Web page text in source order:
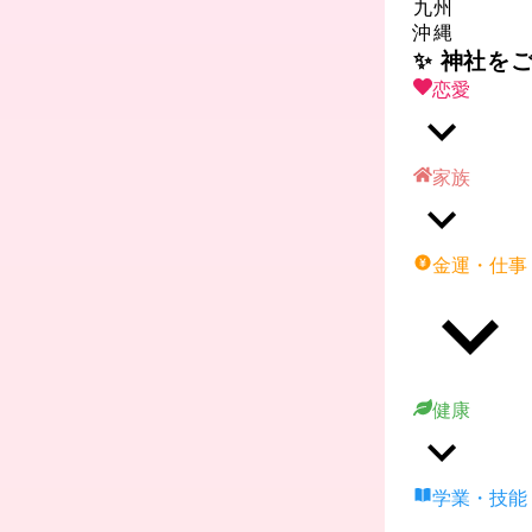
九州
沖縄
✨ 神社を
恋愛
家族
金運・仕事
健康
学業・技能